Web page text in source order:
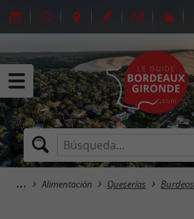
Alimentación Queserías Burdeos